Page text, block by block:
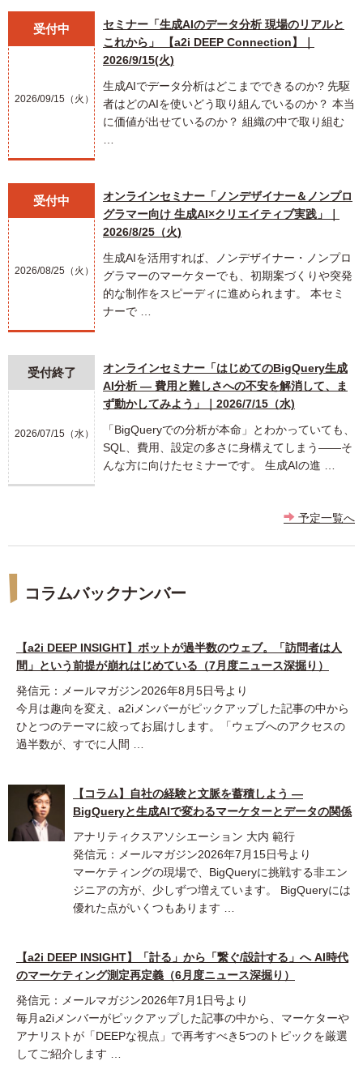
受付中
2026/09/15（火）
セミナー「生成AIのデータ分析 現場のリアルと
これから」 【a2i DEEP Connection】｜
2026/9/15(火)
生成AIでデータ分析はどこまでできるのか? 先駆
者はどのAIを使いどう取り組んでいるのか？ 本当
に価値が出せているのか？ 組織の中で取り組む
受付中
2026/08/25（火）
オンラインセミナー「ノンデザイナー＆ノンプロ
グラマー向け 生成AI×クリエイティブ実践」｜
2026/8/25（火)
生成AIを活用すれば、ノンデザイナー・ノンプロ
グラマーのマーケターでも、初期案づくりや突発
的な制作をスピーディに進められます。 本セミ
ナーで …
受付終了
2026/07/15（水）
オンラインセミナー「はじめてのBigQuery生成
AI分析 ― 費用と難しさへの不安を解消して、ま
ず動かしてみよう」｜2026/7/15（水)
「BigQueryでの分析が本命」とわかっていても、
SQL、費用、設定の多さに身構えてしまう――そ
んな方に向けたセミナーです。 生成AIの進 …
予定一覧へ
コラムバックナンバー
【a2i DEEP INSIGHT】ボットが過半数のウェブ。「訪問者は人
間」という前提が崩れはじめている（7月度ニュース深掘り）
発信元：メールマガジン2026年8月5日号より
今月は趣向を変え、a2iメンバーがピックアップした記事の中から
ひとつのテーマに絞ってお届けします。「ウェブへのアクセスの
過半数が、すでに人間 …
【コラム】自社の経験と文脈を蓄積しよう ―
BigQueryと生成AIで変わるマーケターとデータの関係
アナリティクスアソシエーション 大内 範行
発信元：メールマガジン2026年7月15日号より
マーケティングの現場で、BigQueryに挑戦する非エン
ジニアの方が、少しずつ増えています。 BigQueryには
優れた点がいくつもあります …
【a2i DEEP INSIGHT】「計る」から「繋ぐ/設計する」へ AI時代
のマーケティング測定再定義（6月度ニュース深掘り）
発信元：メールマガジン2026年7月1日号より
毎月a2iメンバーがピックアップした記事の中から、マーケターや
アナリストが「DEEPな視点」で再考すべき5つのトピックを厳選
してご紹介します …